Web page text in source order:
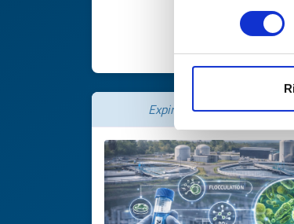
Expires on12 novembre